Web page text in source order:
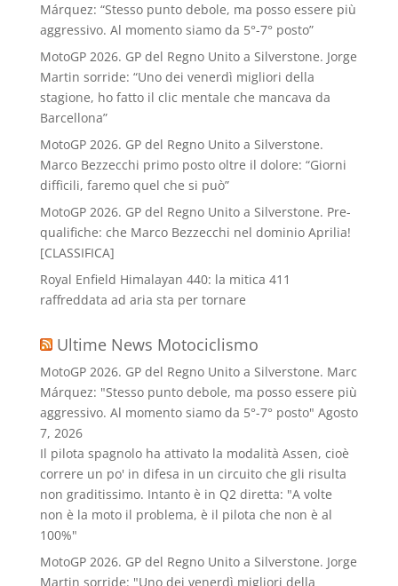
Márquez: “Stesso punto debole, ma posso essere più
aggressivo. Al momento siamo da 5°-7° posto”
MotoGP 2026. GP del Regno Unito a Silverstone. Jorge
Martin sorride: “Uno dei venerdì migliori della
stagione, ho fatto il clic mentale che mancava da
Barcellona”
MotoGP 2026. GP del Regno Unito a Silverstone.
Marco Bezzecchi primo posto oltre il dolore: “Giorni
difficili, faremo quel che si può”
MotoGP 2026. GP del Regno Unito a Silverstone. Pre-
qualifiche: che Marco Bezzecchi nel dominio Aprilia!
[CLASSIFICA]
Royal Enfield Himalayan 440: la mitica 411
raffreddata ad aria sta per tornare
Ultime News Motociclismo
MotoGP 2026. GP del Regno Unito a Silverstone. Marc
Márquez: "Stesso punto debole, ma posso essere più
aggressivo. Al momento siamo da 5°-7° posto" Agosto
7, 2026
Il pilota spagnolo ha attivato la modalità Assen, cioè
correre un po' in difesa in un circuito che gli risulta
non graditissimo. Intanto è in Q2 diretta: "A volte
non è la moto il problema, è il pilota che non è al
100%"
MotoGP 2026. GP del Regno Unito a Silverstone. Jorge
Martin sorride: "Uno dei venerdì migliori della